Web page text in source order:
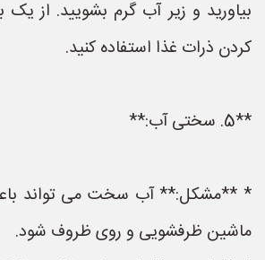
بیاورید و زیر آب گرم بشویید. از یک
کردن ذرات غذا استفاده کنید.
**5. سختی آب:**
* **مشکل:** آب سخت می تواند باعث
ماشین ظرفشویی و روی ظروف شود.